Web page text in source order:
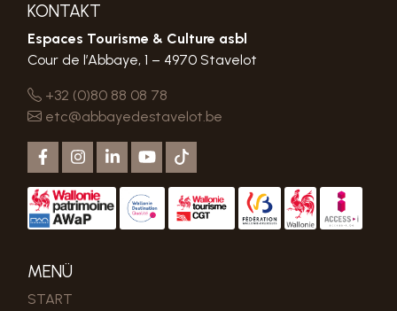
KONTAKT
Espaces Tourisme & Culture asbl
Cour de l’Abbaye, 1 – 4970 Stavelot
+32 (0)80 88 08 78
etc@abbayedestavelot.be
MENÜ
START